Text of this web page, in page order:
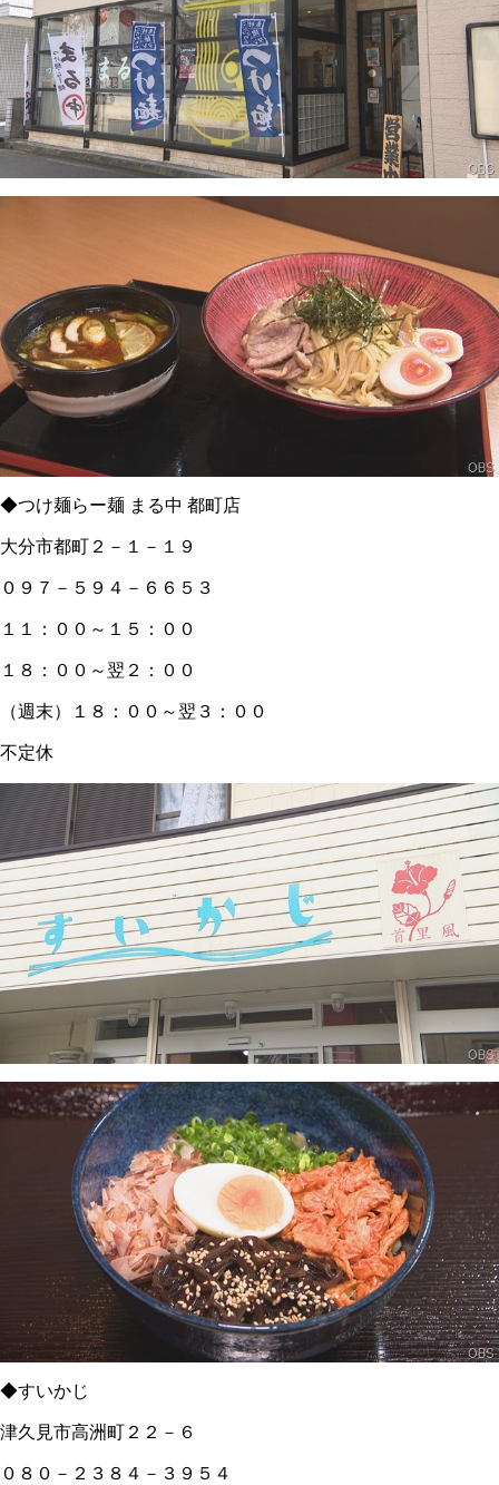
◆つけ麺らー麺 まる中 都町店
大分市都町２－１－１９
０９７－５９４－６６５３
１１：００～１５：００
１８：００～翌２：００
（週末）１８：００～翌３：００
不定休
◆すいかじ
津久見市高洲町２２－６
０８０－２３８４－３９５４